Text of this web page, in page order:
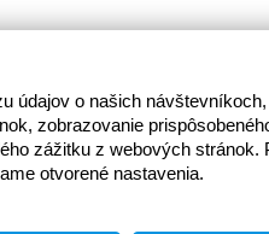
údajov o našich
zobrazovanie
zážitku z webových stránok.
otvorené nastavenia.